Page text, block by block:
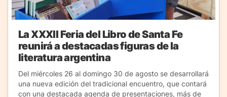
La XXXII Feria del Libro de Santa Fe
reunirá a destacadas figuras de la
literatura argentina
Del miércoles 26 al domingo 30 de agosto se desarrollará
una nueva edición del tradicional encuentro, que contará
con una destacada agenda de presentaciones, más de